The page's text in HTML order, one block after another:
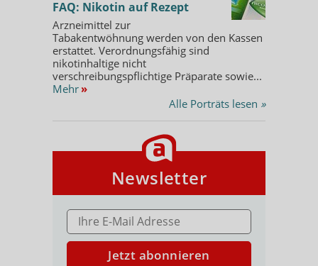
FAQ: Nikotin auf Rezept
Arzneimittel zur
Tabakentwöhnung werden von den Kassen
erstattet. Verordnungsfähig sind
nikotinhaltige nicht
verschreibungspflichtige Präparate sowie...
Mehr »
Alle Porträts lesen »
Newsletter
E-MAIL ADRESSE
Jetzt abonnieren